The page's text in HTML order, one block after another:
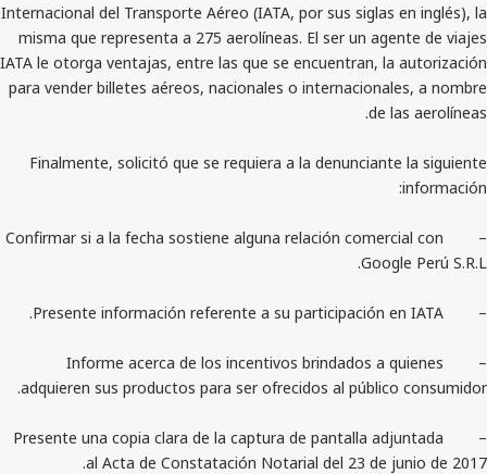
Internacional del Transporte Aéreo (IATA, por sus
misma que representa a 275 aerolíneas. El ser un
IATA le otorga ventajas, entre las que se encuentran,
para vender billetes aéreos, nacionales o
de
Finalmente, solicitó que se requiera a la
– Confirmar si a la fecha sostiene alguna relación
– Informe acerca de los incentivos brindados a
adquieren sus productos para ser ofrecidos al
– Presente una copia clara de la captura de pantalla
al Acta de Constatación Notarial del 23 de